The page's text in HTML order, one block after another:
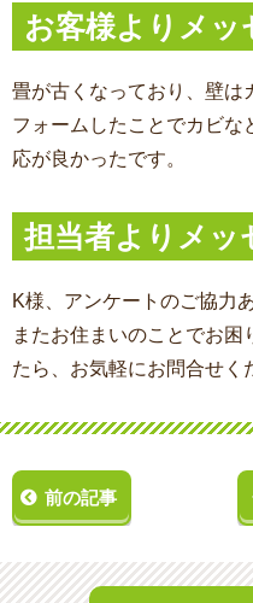
お客様よりメッ
畳が古くなっており、壁は
フォームしたことでカビな
応が良かったです。
担当者よりメッ
K様、アンケートのご協力
またお住まいのことでお困
たら、お気軽にお問合せく
前の記事